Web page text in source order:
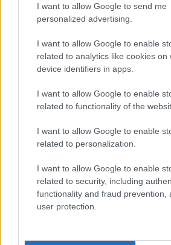
I want to allow Google to send me
personalized advertising.
I want to allow Google to enable
related to analytics like cookies on
device identifiers in apps.
I want to allow Google to enable
related to functionality of the
I want to allow Google to enable
related to personalization.
I want to allow Google to enable
related to security, including
functionality and fraud prevention,
user protection.
2026.08.08. Kiss Lajos
Már magasabb szinten is
kaphat és ez csak az egyik
Már nincs mentelmi joga, mivel
és visszaadta mandátumát is, hogy